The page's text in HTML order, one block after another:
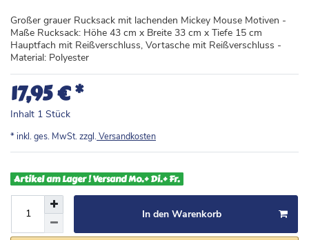
Großer grauer Rucksack mit lachenden Mickey Mouse Motiven -
Maße Rucksack: Höhe 43 cm x Breite 33 cm x Tiefe 15 cm
Hauptfach mit Reißverschluss, Vortasche mit Reißverschluss -
Material: Polyester
17,95 €*
Inhalt 1 Stück
* inkl. ges. MwSt. zzgl. Versandkosten
Artikel am Lager ! Versand Mo.+ Di.+ Fr.
In den Warenkorb